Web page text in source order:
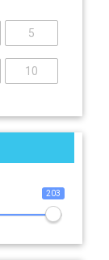
5
10
203